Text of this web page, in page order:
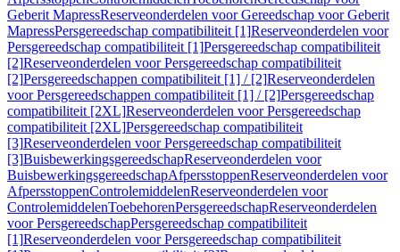
Geberit MapressReserveonderdelen voor Gereedschap voor Geberit
MapressPersgereedschap compatibiliteit [1]Reserveonderdelen voor
Persgereedschap compatibiliteit [1]Persgereedschap compatibiliteit
[2]Reserveonderdelen voor Persgereedschap compatibiliteit
[2]Persgereedschappen compatibiliteit [1] / [2]Reserveonderdelen
voor Persgereedschappen compatibiliteit [1] / [2]Persgereedschap
compatibiliteit [2XL]Reserveonderdelen voor Persgereedschap
compatibiliteit [2XL]Persgereedschap compatibiliteit
[3]Reserveonderdelen voor Persgereedschap compatibiliteit
[3]BuisbewerkingsgereedschapReserveonderdelen voor
BuisbewerkingsgereedschapAfpersstoppenReserveonderdelen voor
AfpersstoppenControlemiddelenReserveonderdelen voor
ControlemiddelenToebehorenPersgereedschapReserveonderdelen
voor PersgereedschapPersgereedschap compatibiliteit
[1]Reserveonderdelen voor Persgereedschap compatibiliteit